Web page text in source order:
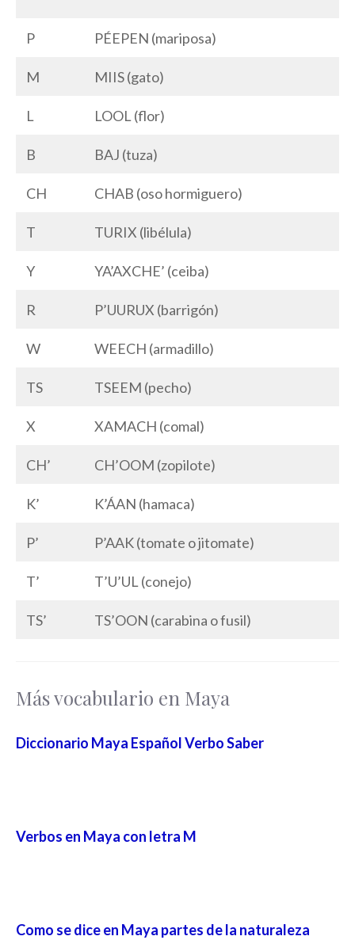
P PÉEPEN (mariposa)
M MIIS (gato)
L LOOL (flor)
B BAJ (tuza)
CH CHAB (oso hormiguero)
T TURIX (libélula)
Y YA’AXCHE’ (ceiba)
R P’UURUX (barrigón)
W WEECH (armadillo)
TS TSEEM (pecho)
X XAMACH (comal)
CH’ CH’OOM (zopilote)
K’ K’ÁAN (hamaca)
P’ P’AAK (tomate o jitomate)
T’ T’U’UL (conejo)
TS’ TS’OON (carabina o fusil)
Más vocabulario en Maya
Diccionario Maya Español Verbo Saber
Verbos en Maya con letra M
Como se dice en Maya partes de la naturaleza